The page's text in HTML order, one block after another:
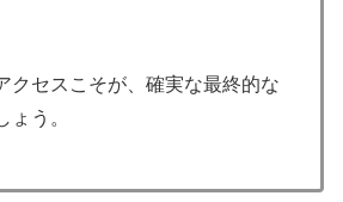
クセスこそが、確実な最終的な
ょう。